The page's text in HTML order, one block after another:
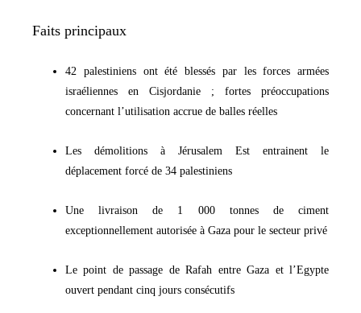
Faits principaux
42 palestiniens ont été blessés par les forces armées
israéliennes en Cisjordanie ; fortes préoccupations
concernant l’utilisation accrue de balles réelles
Les démolitions à Jérusalem Est entrainent le
déplacement forcé de 34 palestiniens
Une livraison de 1 000 tonnes de ciment
exceptionnellement autorisée à Gaza pour le secteur privé
Le point de passage de Rafah entre Gaza et l’Egypte
ouvert pendant cinq jours consécutifs